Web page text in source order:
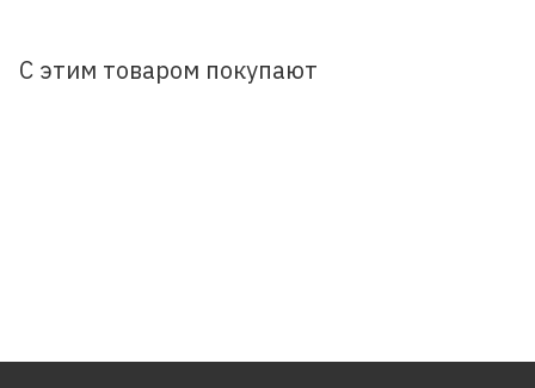
С этим товаром покупают